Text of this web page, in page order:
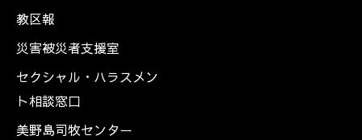
教区報
災害被災者支援室
セクシャル・ハラスメン
ト相談窓口
美野島司牧センター